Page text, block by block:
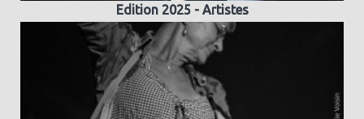
Edition 2025 - Artistes